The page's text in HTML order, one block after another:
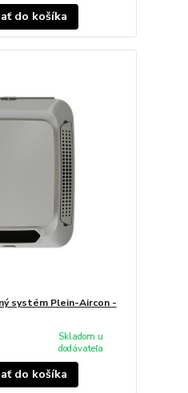
do košíka
systém Plein-Aircon -
Skladom u
dodávateľa
do košíka